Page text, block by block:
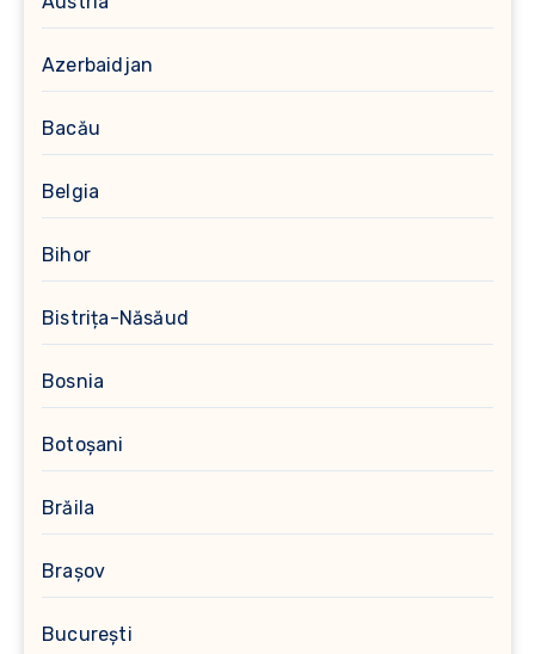
Azerbaidjan
Bacău
Belgia
Bihor
Bistrița-Năsăud
Bosnia
Botoșani
Brăila
Brașov
București